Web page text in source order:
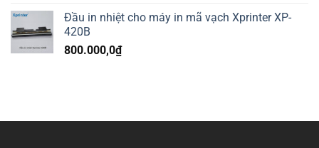
Đầu in nhiệt cho máy in mã vạch Xprinter XP-
420B
800.000,0₫